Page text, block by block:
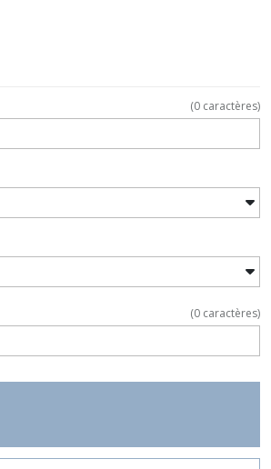
(0 caractères)
(0 caractères)